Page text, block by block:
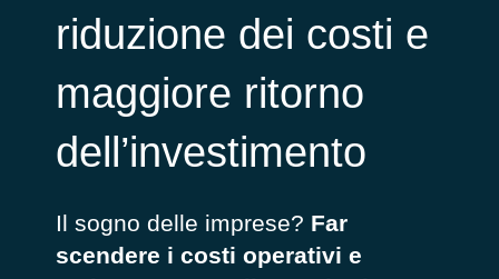
riduzione dei costi e
maggiore ritorno
dell’investimento
Il sogno delle imprese? Far
scendere i costi operativi e